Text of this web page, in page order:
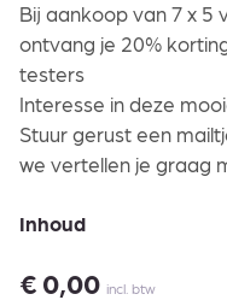
Bij aankoop van 7 x 5
ontvang je 20%
testers
Interesse in deze
Stuur gerust een
we vertellen je graag
Inhoud
€ 0,00 incl. btw